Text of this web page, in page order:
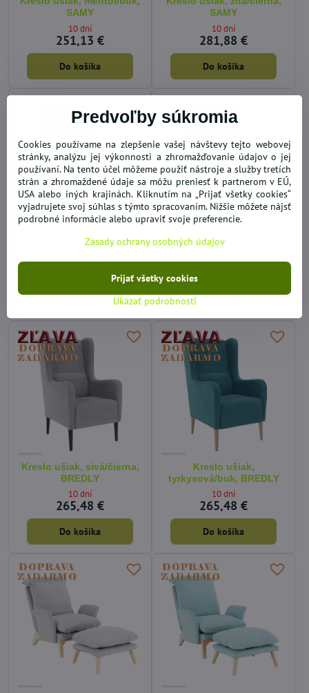
SAMY
10 dní
251,13 €
Do košíka
SAMY
10 dní
281,88 €
Do košíka
SAMY
10 dní
Do košíka
BREDLY
10 dní
Do košíka
Kreslo ušiak, sivá/čierna,
BREDLY
10 dní
265,48 €
Do košíka
Kreslo ušiak,
tyrkysová/buk, BREDLY
10 dní
265,48 €
Do košíka
Predvoľby súkromia
Cookies používame na zlepšenie vašej návštevy tejto webovej
stránky, analýzu jej výkonnosti a zhromažďovanie údajov o jej
používaní. Na tento účel môžeme použiť nástroje a služby tretích
strán a zhromaždené údaje sa môžu preniesť k partnerom v EÚ,
USA alebo iných krajinách. Kliknutím na „Prijať všetky cookies“
vyjadrujete svoj súhlas s týmto spracovaním. Nižšie môžete nájsť
podrobné informácie alebo upraviť svoje preferencie.
Zásady ochrany osobných údajov
Ukázať podrobnosti
Prijať všetky cookies